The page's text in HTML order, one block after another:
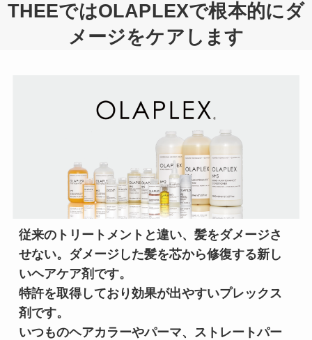
THEEではOLAPLEXで根本的にダ
メージをケアします
従来のトリートメントと違い、髪をダメージさ
せない。ダメージした髪を芯から修復する新し
いヘアケア剤です。
特許を取得しており効果が出やすいプレックス
剤です。
いつものヘアカラーやパーマ、ストレートパー